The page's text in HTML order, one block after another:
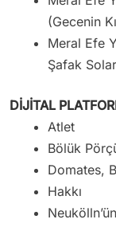
(Gecenin
Meral Efe
Şafak
DİJİTAL
Atlet
Bölük
Domates,
Hakkı